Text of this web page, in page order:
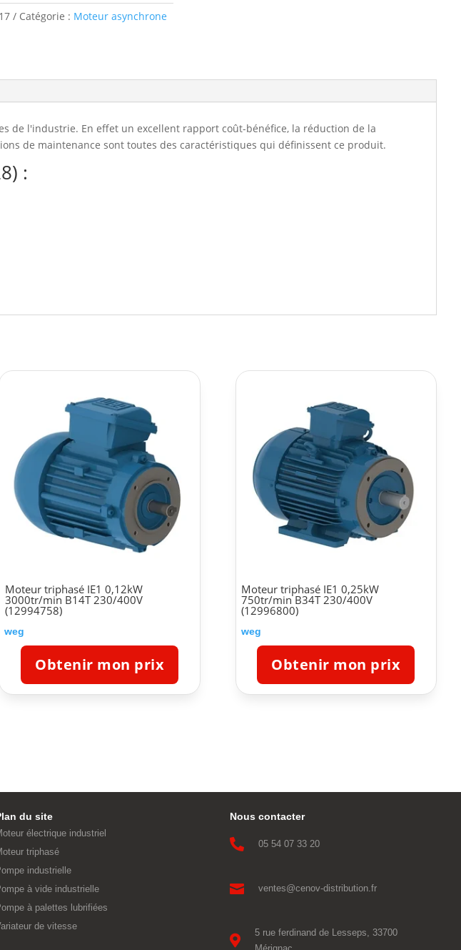
Catégorie : Moteur asynchrone
de l'industrie. En effet un excellent rapport coût-bénéfice, la réduction de la
de maintenance sont toutes des caractéristiques qui définissent ce produit.
:
Moteur triphasé IE1 0,12kW
3000tr/min B14T 230/400V
(12994758)
weg
Obtenir mon prix
Moteur triphasé IE1 0,25kW
750tr/min B34T 230/400V
(12996800)
weg
Obtenir mon prix
du site
électrique industriel
triphasé
industrielle
à vide industrielle
à palettes lubrifiées
de vitesse
Nous contacter
 05 54 07 33 20
 ventes@cenov-distribution.fr

5 rue ferdinand de Lesseps, 33700